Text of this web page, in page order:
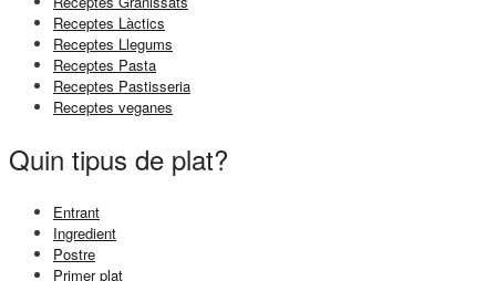
Receptes Làctics
Receptes Llegums
Receptes Pasta
Receptes Pastisseria
Receptes veganes
Quin tipus de plat?
Entrant
Ingredient
Postre
Primer plat